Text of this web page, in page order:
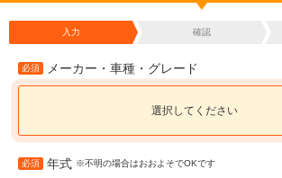
入力 確認
必須 メーカー・車種・グレード
選択してください
必須 年式 ※不明の場合はおおよそでOKです